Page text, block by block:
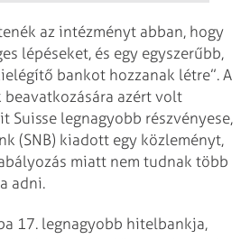
az intézményt abban, hogy
lépéseket, és egy egyszerűbb,
bankot hozzanak létre”. A
azért volt
Suisse legnagyobb részvényese,
(SNB) kiadott egy közleményt,
miatt nem tudnak több
adni.
17. legnagyobb hitelbankja,